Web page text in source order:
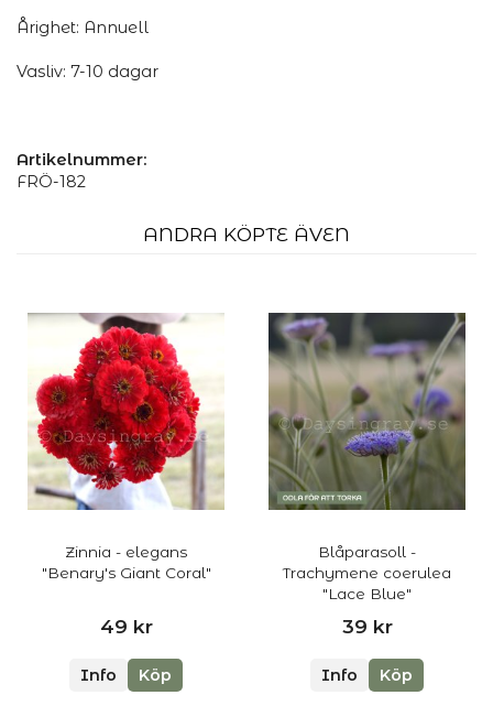
Årighet: Annuell
Vasliv: 7-10 dagar
Artikelnummer:
FRÖ-182
ANDRA KÖPTE ÄVEN
Zinnia - elegans
"Benary's Giant Coral"
49 kr
Info Köp
Blåparasoll -
Trachymene coerulea
"Lace Blue"
39 kr
Info Köp